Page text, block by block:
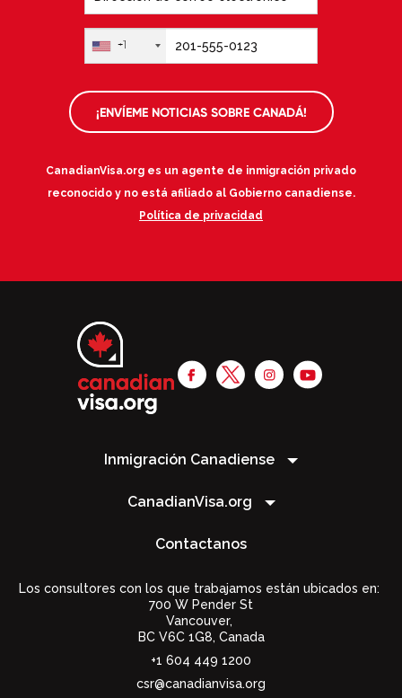
+1
¡ENVÍEME NOTICIAS SOBRE CANADÁ!
CanadianVisa.org es un agente de inmigración privado
reconocido y no está afiliado al Gobierno canadiense.
Política de privacidad
Inmigración Canadiense
CanadianVisa.org
Contactanos
Los consultores con los que trabajamos están ubicados en:
700 W Pender St
Vancouver,
BC V6C 1G8, Canada
+1 604 449 1200
csr@canadianvisa.org